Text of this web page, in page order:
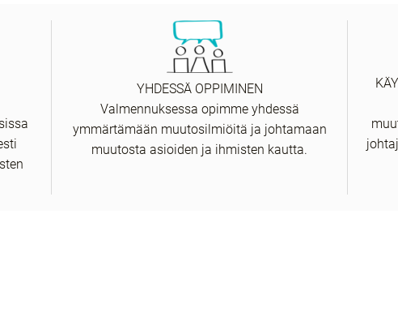
YHDESSÄ OPPIMINEN
Valmennuksessa opimme yhdessä
ymmärtämään muutosilmiöitä ja johtamaan
muutosta asioiden ja ihmisten kautta.